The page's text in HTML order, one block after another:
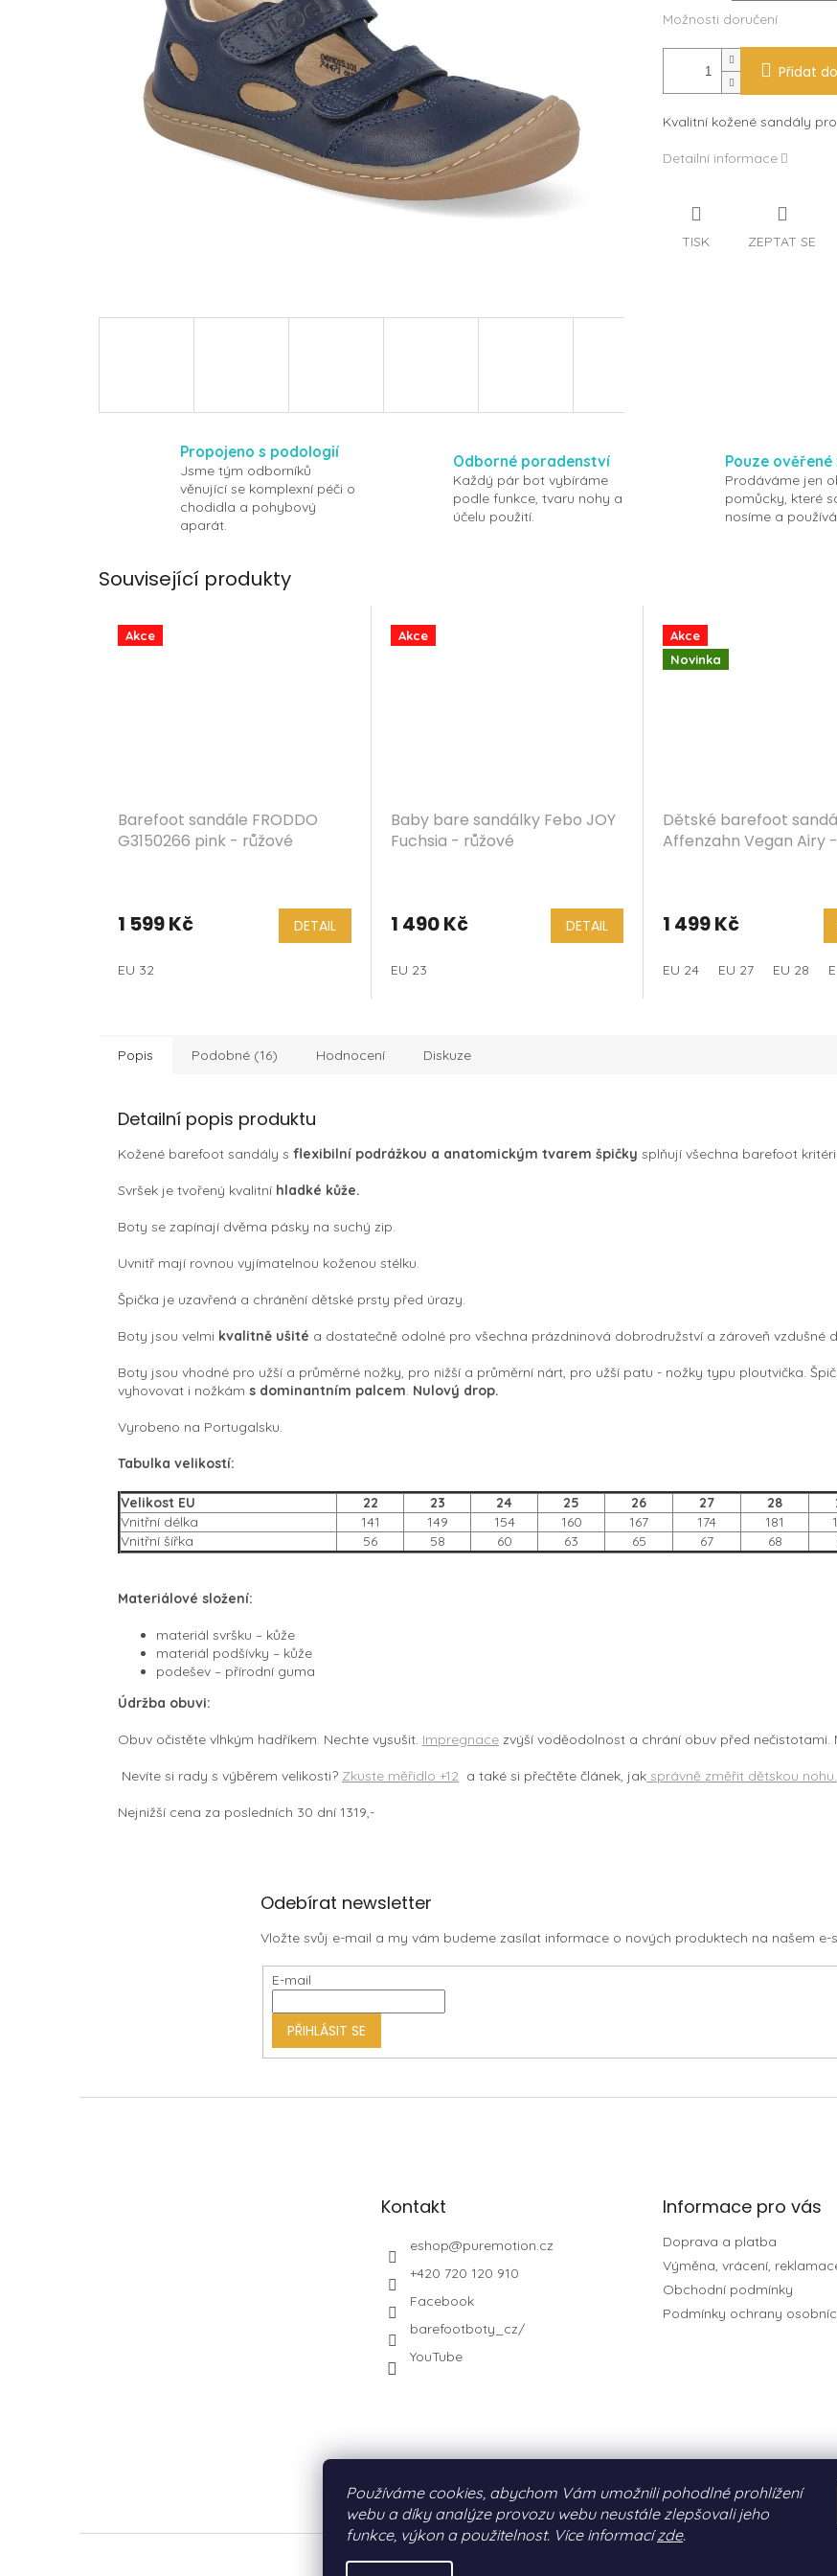
Používáme cookies, abychom Vám umožnili pohodlné prohlížení
webu a díky analýze provozu webu neustále zlepšovali jeho
funkce, výkon a použitelnost. Více informacízde.
Možnosti doručení
Přidat
Kvalitní kožené sandály
Detailní informace
TISK ZEPTAT SE
Propojeno s podologií
Jsme tým odborníků
věnující se komplexní péči o
chodidla a pohybový
aparát.
Odborné poradenství
Každý pár bot vybíráme
podle funkce, tvaru nohy a
účelu použití.
Pouze ověřené
Prodáváme jen
pomůcky, které
nosíme a
Související produkty
Akce
Barefoot sandále FRODDO
G3150266 pink - růžové
1 599 Kč DETAIL
EU 32
Akce
Baby bare sandálky Febo JOY
Fuchsia - růžové
1 490 Kč DETAIL
EU 23
Akce
Novinka
Dětské barefoot
Affenzahn Vegan Airy
1 499 Kč
EU 24 EU 27 EU 28
Popis Podobné (16) Hodnocení Diskuze
Detailní popis produktu
Kožené barefoot sandály s flexibilní podrážkou a anatomickým tvarem špičky splňují všechna barefoot
Svršek je tvořený kvalitní hladké kůže.
Boty se zapínají dvěma pásky na suchý zip.
Uvnitř mají rovnou vyjímatelnou koženou stélku.
Špička je uzavřená a chránění dětské prsty před úrazy.
Boty jsou velmi kvalitně ušité a dostatečně odolné pro všechna prázdninová dobrodružství a zároveň vzdušné
Boty jsou vhodné pro užší a průměrné nožky, pro nižší a průměrní nárt, pro užší patu - nožky typu ploutvička.
vyhovovat i nožkám s dominantním palcem. Nulový drop.
Vyrobeno na Portugalsku.
Tabulka velikostí:
Velikost EU 22 23 24 25 26 27 28
Vnitřní délka
141 149 154 160 167 174 181
Vnitřní šířka
56 58 60 63 65 67 68
Materiálové složení:
materiál svršku –⁠ kůže
materiál podšívky –⁠ kůže
podešev –⁠ přírodní guma
Údržba obuvi:
Obuv očistěte vlhkým hadříkem. Nechte vysušit. Impregnace zvýší voděodolnost a chrání obuv před nečistotami.
Nevíte si rady s výběrem velikosti? Zkuste měřidlo +12 a také si přečtěte článek, jak správně změřit dětskou nohu.
Nejnižší cena za posledních 30 dní 1319,-
Odebírat newsletter
Vložte svůj e-mail a my vám budeme zasílat informace o nových produktech na našem e-
E-mail
PŘIHLÁSIT SE
Kontakt
eshop@puremotion.cz
+420 720 120 910
Facebook
barefootboty_cz/
YouTube
Informace pro vás
Doprava a platba
Výměna, vrácení,
Obchodní podmínky
Podmínky ochrany